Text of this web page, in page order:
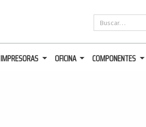
IMPRESORAS OFICINA COMPONENTES